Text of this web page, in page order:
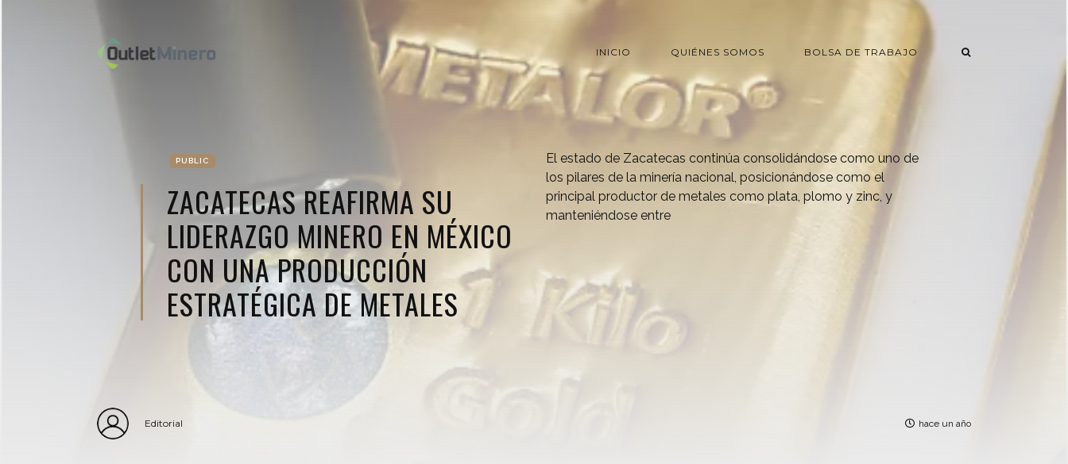
INICIO QUIÉNES SOMOS BOLSA DE TRABAJO
PUBLIC
ZACATECAS REAFIRMA SU
LIDERAZGO MINERO EN MÉXICO
CON UNA PRODUCCIÓN
ESTRATÉGICA DE METALES
El estado de Zacatecas continúa consolidándose como uno de
los pilares de la minería nacional, posicionándose como el
principal productor de metales como plata, plomo y zinc, y
manteniéndose entre
Editorial hace un año